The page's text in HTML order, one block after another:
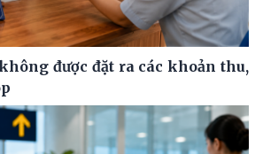
được đặt ra các khoản thu,